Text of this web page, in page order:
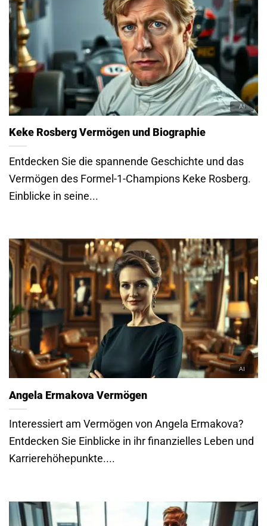
Keke Rosberg Vermögen und Biographie
Entdecken Sie die spannende Geschichte und das
Vermögen des Formel-1-Champions Keke Rosberg.
Einblicke in seine...
Angela Ermakova Vermögen
Interessiert am Vermögen von Angela Ermakova?
Entdecken Sie Einblicke in ihr finanzielles Leben und
Karrierehöhepunkte....